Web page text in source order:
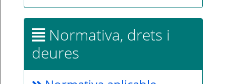
Normativa, drets i
deures